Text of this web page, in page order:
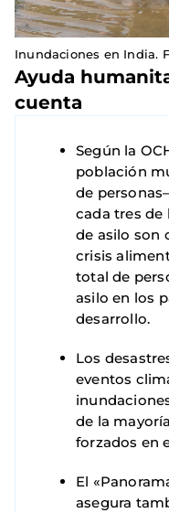
Inundaciones en India.
Ayuda
cuenta
Según la
población
de
cada tres de
de asilo son
crisis
total de
asilo en los
desarrollo.
Los
eventos
de la
forzados en
El
asegura